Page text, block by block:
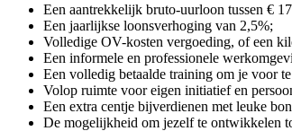
Een aantrekkelijk bruto-uurloon tussen €
Een jaarlijkse loonsverhoging van 2,5%;
Volledige OV-kosten vergoeding, of een
Een informele en professionele
Een volledig betaalde training om je voor
Volop ruimte voor eigen initiatief en
Een extra centje bijverdienen met leuke
De mogelijkheid om jezelf te ontwikkelen